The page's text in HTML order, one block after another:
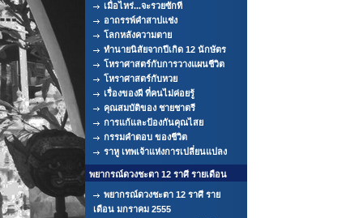
เมื่อไหร่...จะรวยซักที
อาถรรพ์คำสาปแช่ง
โลกหลังความตาย
ทำนายนิสัยจากปีเกิด 12 นักษัตร
โหราศาสตร์กับการวางแผนชีวิต
โหราศาสตร์กับหวย
เรื่องของผี ที่คนไม่ค่อยรู้
คุณสมบัติของ ชายชาตรี
การแก้และป้องกันคุณไสย
กรรมคำตอบ ของชีวิต
ราหู เทพเจ้าแห่งการเปลี่ยนแปลง
พยากรณ์ดวงชะตา 12 ราศี รายเดือน
พยากรณ์ดวงชะตา 12 ราศี ราย
เดือน มกราคม 2555